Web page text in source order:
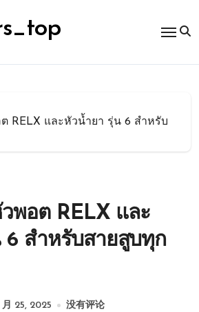
RELX และหัวน้ำยา รุ่น 6 สำหรับ
พอต RELX และ
สำหรับสายสูบทุก
月 25, 2025 没有评论